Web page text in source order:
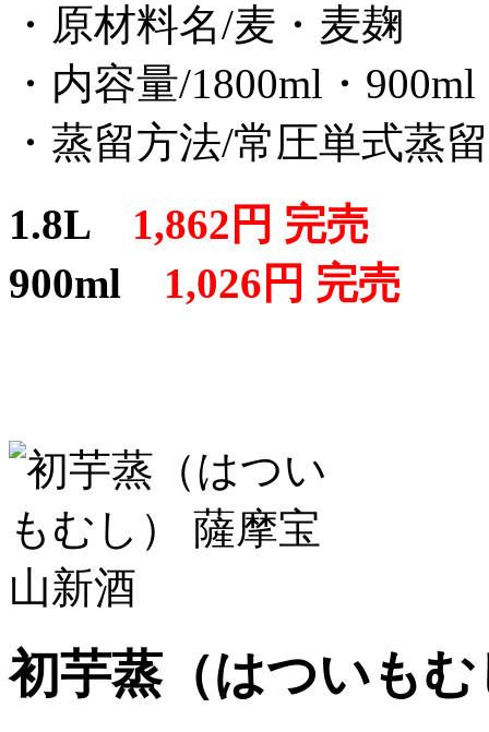
・原材料名/麦・麦麹
・内容量/1800ml・900ml
・蒸留方法/常圧単式蒸留
1.8L 1,862円 完売
900ml 1,026円 完売
初芋蒸（はついも